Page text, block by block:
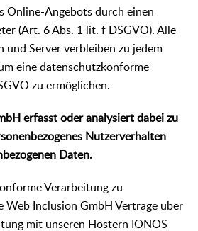
Online-Angebots durch einen
(Art. 6 Abs. 1 lit. f DSGVO). Alle
und Server verbleiben zu jedem
eine datenschutzkonforme
zu ermöglichen.
erfasst oder analysiert dabei zu
Nutzerverhalten
Daten.
Verarbeitung zu
Web Inclusion GmbH Verträge über
mit unseren Hostern IONOS